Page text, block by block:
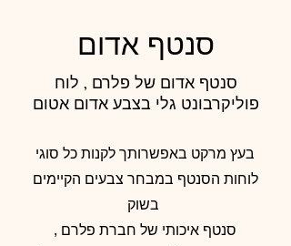
סנטף אדום
סנטף אדום של פלרם , לוח
פוליקרבונט גלי בצבע אדום אטום
בעץ מרקט באפשרותך לקנות כל סוגי
לוחות הסנטף במבחר צבעים הקיימים
סנטף איכותי של חברת פלרם ,